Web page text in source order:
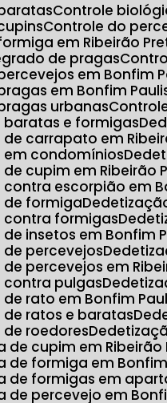
Controle
Controle do
em Ribeirão
de pragas
em Bonfim
em Bonfim
urbanas
baratas e formigas
de carrapato em
em condomínios
de cupim em Ribeirão
contra escorpião em
de formiga
contra formigas
de insetos em Bonfim
de percevejos
de percevejos em
contra pulgas
de rato em Bonfim
de ratos e baratas
de roedores
de cupim em Ribeirão
de formiga em
de formigas em
de percevejo em